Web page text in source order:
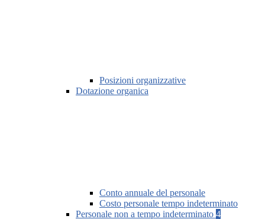
Posizioni organizzative
Dotazione organica
Conto annuale del personale
Costo personale tempo indeterminato
Personale non a tempo indeterminato 4